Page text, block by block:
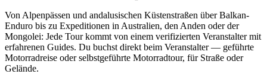
Von Alpenpässen und andalusischen Küstenstraßen über Balkan-
Enduro bis zu Expeditionen in Australien, den Anden oder der
Mongolei: Jede Tour kommt von einem verifizierten Veranstalter mit
erfahrenen Guides. Du buchst direkt beim Veranstalter — geführte
Motorradreise oder selbstgeführte Motorradtour, für Straße oder
Gelände.